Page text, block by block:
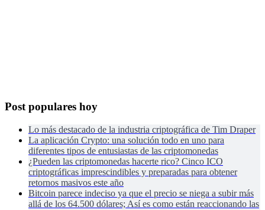
Post populares hoy
Lo más destacado de la industria criptográfica de Tim Draper
La aplicación Crypto: una solución todo en uno para
diferentes tipos de entusiastas de las criptomonedas
¿Pueden las criptomonedas hacerte rico? Cinco ICO
criptográficas imprescindibles y preparadas para obtener
retornos masivos este año
Bitcoin parece indeciso ya que el precio se niega a subir más
allá de los 64.500 dólares; Así es como están reaccionando las